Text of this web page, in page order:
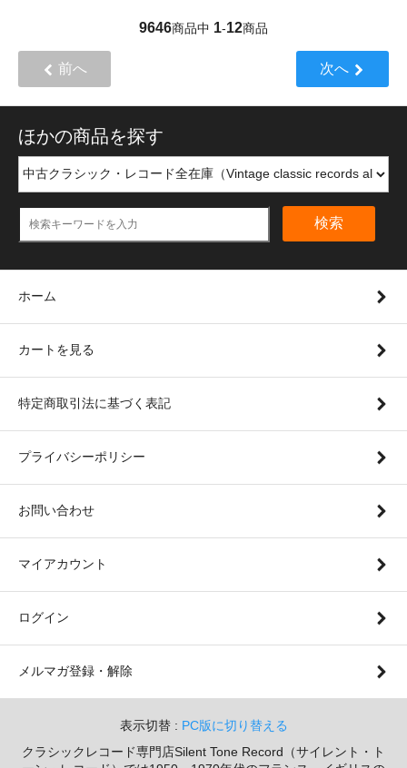
9646商品中 1-12商品
前へ 次へ
ほかの商品を探す
検索
ホーム
カートを見る
特定商取引法に基づく表記
プライバシーポリシー
お問い合わせ
マイアカウント
ログイン
メルマガ登録・解除
表示切替 : PC版に切り替える
クラシックレコード専門店Silent Tone Record（サイレント・ト